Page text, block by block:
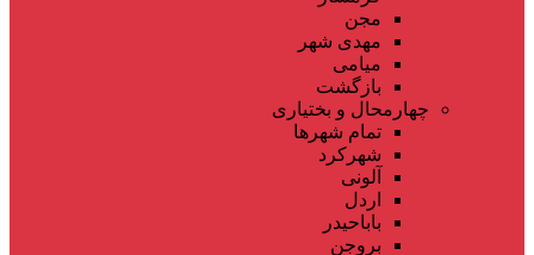
مجن
مهدی شهر
میامی
بازگشت
چهارمحال و بختیاری
تمام شهر‌ها
شهرکرد
آلونی
اردل
باباحیدر
بروجن